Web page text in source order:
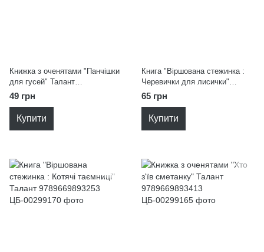
Книжка з оченятами "Панчішки
для гусей" Талант
9789669893482
49 грн
Купити
Книга "Віршована стежинка :
Черевички для лисички"
Талант 9789669893277
65 грн
Купити